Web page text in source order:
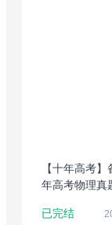
【十年高考
年高考物理真
版）
已完结